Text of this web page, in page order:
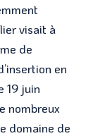
visait à
de
en
19 juin
nombreux
domaine de